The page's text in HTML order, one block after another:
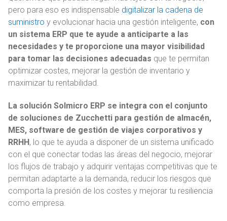
pero para eso es indispensable digitalizar la cadena de
suministro y evolucionar hacia una gestión inteligente, con
un sistema ERP que te ayude a anticiparte a las
necesidades y te proporcione una mayor visibilidad
para tomar las decisiones adecuadas que te permitan
optimizar costes, mejorar la gestión de inventario y
maximizar tu rentabilidad.
La solución Solmicro ERP se integra con el conjunto
de soluciones de Zucchetti para gestión de almacén,
MES, software de gestión de viajes corporativos y
RRHH, lo que te ayuda a disponer de un sistema unificado
con el que conectar todas las áreas del negocio, mejorar
los flujos de trabajo y adquirir ventajas competitivas que te
permitan adaptarte a la demanda, reducir los riesgos que
comporta la presión de los costes y mejorar tu resiliencia
como empresa.